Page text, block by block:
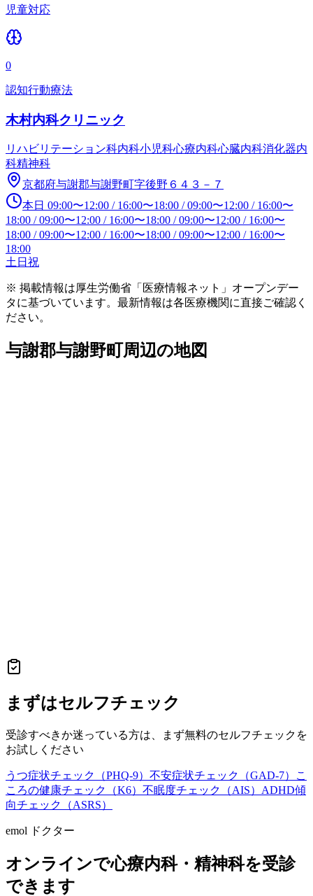
児童対応
0
認知行動療法
木村内科クリニック
リハビリテーション科内科小児科心療内科心臓内科消化器内
科精神科
京都府与謝郡与謝野町字後野６４３－７
本日 09:00〜12:00 / 16:00〜18:00 /09:00〜12:00 / 16:00〜
18:00 /09:00〜12:00 / 16:00〜18:00 /09:00〜12:00 / 16:00〜
18:00 /09:00〜12:00 / 16:00〜18:00 /09:00〜12:00 / 16:00〜
18:00
土日祝
※ 掲載情報は厚生労働省「医療情報ネット」オープンデー
タに基づいています。最新情報は各医療機関に直接ご確認く
ださい。
与謝郡与謝野町 周辺の地図
まずはセルフチェック
受診すべきか迷っている方は、まず無料のセルフチェックを
お試しください
うつ症状チェック（PHQ-9） 不安症状チェック（GAD-7）
こ
ころの健康チェック（K6） 不眠度チェック（AIS） ADHD傾
向チェック（ASRS）
emol ドクター
オンラインで心療内科・精神科を受診
できます